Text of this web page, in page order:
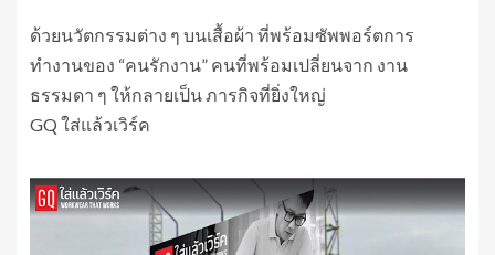
ด้วยนวัตกรรมต่าง ๆ บนเสื้อผ้า ที่พร้อมซัพพอร์ตการ
ทำงานของ “คนรักงาน” คนที่พร้อมเปลี่ยนจาก งาน
ธรรมดา ๆ ให้กลายเป็น ภารกิจที่ยิ่งใหญ่
GQ ใส่แล้วเวิร์ค